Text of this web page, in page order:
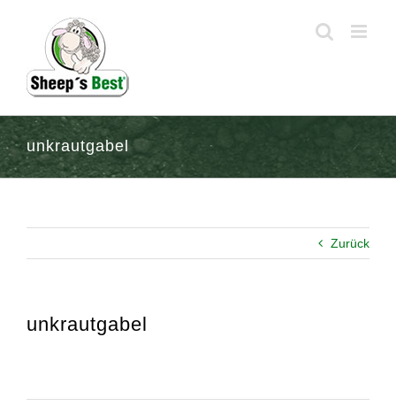
unkrautgabel
Zurück
unkrautgabel